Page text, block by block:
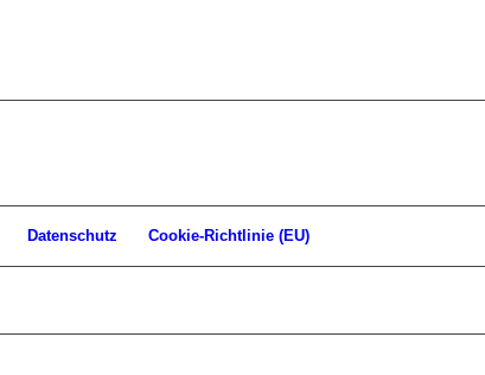
Datenschutz Cookie-Richtlinie (EU)